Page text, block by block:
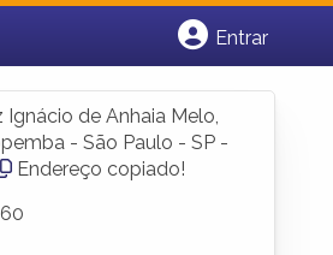
Entrar
Ignácio de Anhaia Melo,
- São Paulo - SP -
Endereço copiado!